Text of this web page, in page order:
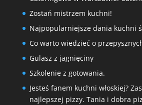
Zostań mistrzem kuchni!
Najpopularniejsze dania kuchni
Co warto wiedzieć o
Gulasz z jagnięciny
Szkolenie z gotowania.
Jesteś fanem kuchni włoskiej?
najlepszej pizzy. Tania i dobra